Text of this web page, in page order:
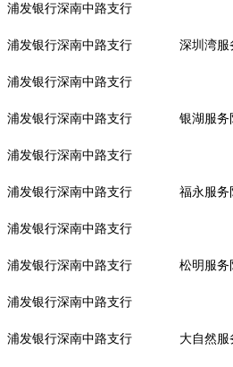
浦发银行深南中路支行
浦发银行深南中路支行 深圳湾服
浦发银行深南中路支行
浦发银行深南中路支行 银湖服务
浦发银行深南中路支行
浦发银行深南中路支行 福永服务
浦发银行深南中路支行
浦发银行深南中路支行 松明服务
浦发银行深南中路支行
浦发银行深南中路支行 大自然服